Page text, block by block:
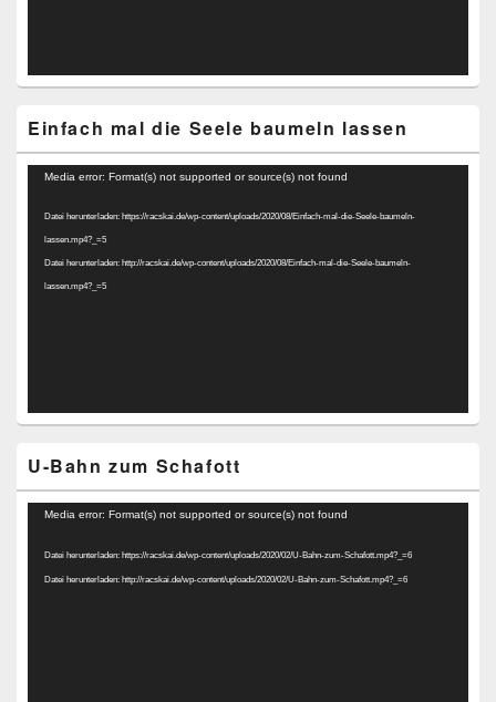
Einfach mal die Seele baumeln lassen
Video-
Media error: Format(s) not supported or source(s) not found
Datei herunterladen: https://racskai.de/wp-content/uploads/2020/08/Einfach-mal-die-Seele-baumeln-
lassen.mp4?_=5
Datei herunterladen: http://racskai.de/wp-content/uploads/2020/08/Einfach-mal-die-Seele-baumeln-
lassen.mp4?_=5
U-Bahn zum Schafott
Video-
Media error: Format(s) not supported or source(s) not found
Datei herunterladen: https://racskai.de/wp-content/uploads/2020/02/U-Bahn-zum-Schafott.mp4?_=6
Datei herunterladen: http://racskai.de/wp-content/uploads/2020/02/U-Bahn-zum-Schafott.mp4?_=6